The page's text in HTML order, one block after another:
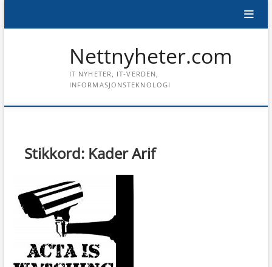
Nettnyheter.com
IT NYHETER, IT-VERDEN,
INFORMASJONSTEKNOLOGI
Stikkord: Kader Arif